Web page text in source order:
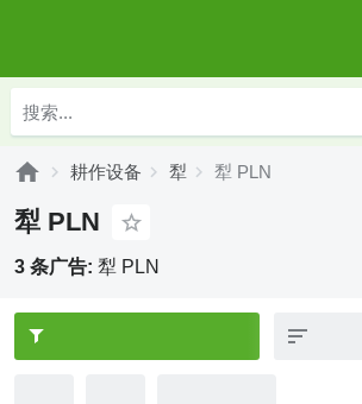
耕作设备 犁 犁 PLN
犁 PLN
3 条广告: 犁 PLN